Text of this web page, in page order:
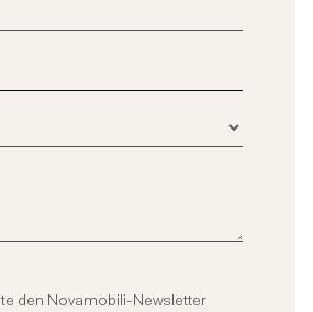
den Novamobili-Newsletter